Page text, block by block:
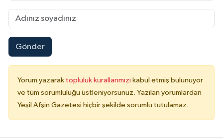
Gönder
Yorum yazarak topluluk kurallarımızı kabul etmiş bulunuyor
ve tüm sorumluluğu üstleniyorsunuz. Yazılan yorumlardan
Yeşil Afşin Gazetesi hiçbir şekilde sorumlu tutulamaz.